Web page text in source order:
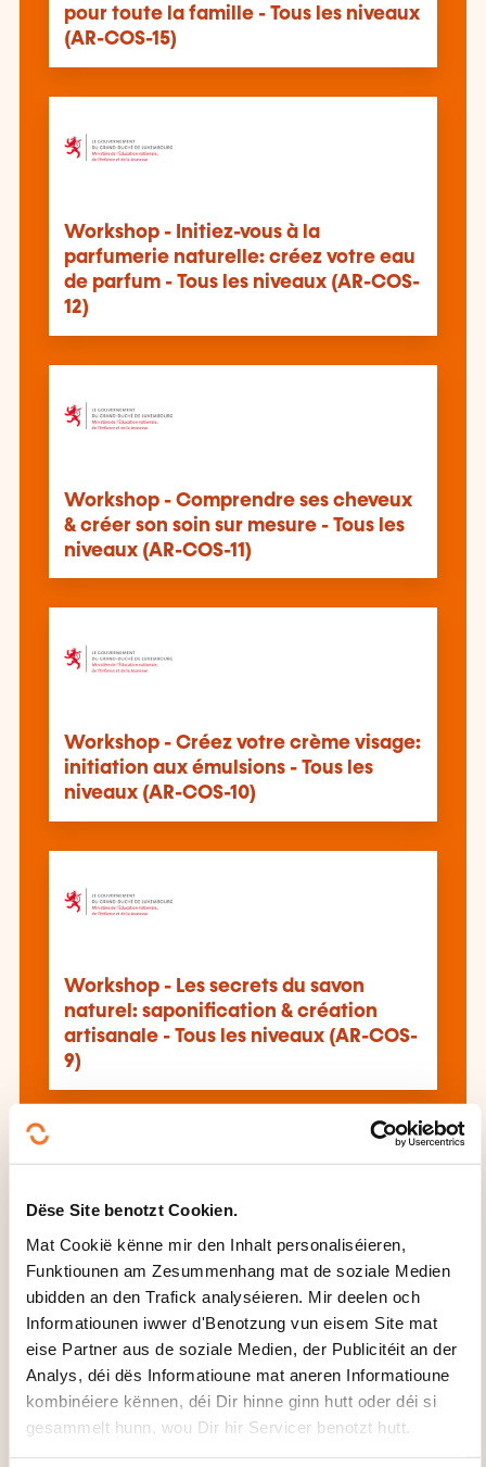
Dëse Site benotzt Cookien.
Mat Cookië kënne mir den Inhalt personaliséieren,
Funktiounen am Zesummenhang mat de soziale Medien
ubidden an den Trafick analyséieren. Mir deelen och
Informatiounen iwwer d'Benotzung vun eisem Site mat
eise Partner aus de soziale Medien, der Publicitéit an der
Analys, déi dës Informatioune mat aneren Informatioune
kombinéiere kënnen, déi Dir hinne ginn hutt oder déi si
gesammelt hunn, wou Dir hir Servicer benotzt hutt.
pour toute la famille - Tous les niveaux
(AR-COS-15)
Workshop - Initiez-vous à la
parfumerie naturelle: créez votre eau
de parfum - Tous les niveaux (AR-COS-
12)
Workshop - Comprendre ses cheveux
& créer son soin sur mesure - Tous les
niveaux (AR-COS-11)
Workshop - Créez votre crème visage:
initiation aux émulsions - Tous les
niveaux (AR-COS-10)
Workshop - Les secrets du savon
naturel: saponification & création
artisanale - Tous les niveaux (AR-COS-
9)
Cours accéléré pour la création
d'entreprise "Manucure-Maquilleur"
(2026_2704)
All d'Formatioune gesinn